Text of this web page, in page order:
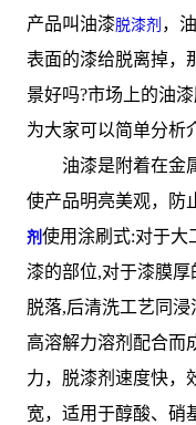
产品叫油漆脱漆剂 ，
表面的漆给脱离掉，
景好吗?市场上的油
为大家可以简单分析
油漆是附着在金
使产品明亮美观，防
剂 使用涂刷式:对于大
漆的部位,对于漆膜
脱落,后清洗工艺同浸
高溶解力溶剂配合而
力，脱漆剂速度快，
宽，适用于醇酸、硝